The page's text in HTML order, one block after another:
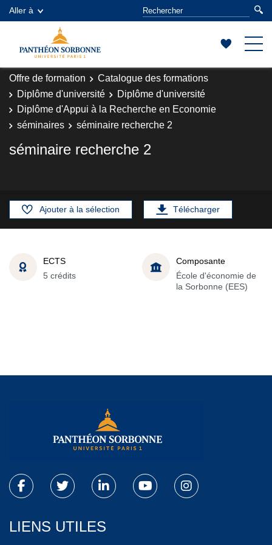
Aller à
Offre de formation
Catalogue des formations
Diplôme d'université
Diplôme d'université
Diplôme d'Appui à la Recherche en Economie
séminaires
séminaire recherche 2
séminaire recherche 2
Ajouter à la sélection Télécharger
ECTS
5 crédits
Composante
École d'économie de
la Sorbonne (EES)
LIENS UTILES